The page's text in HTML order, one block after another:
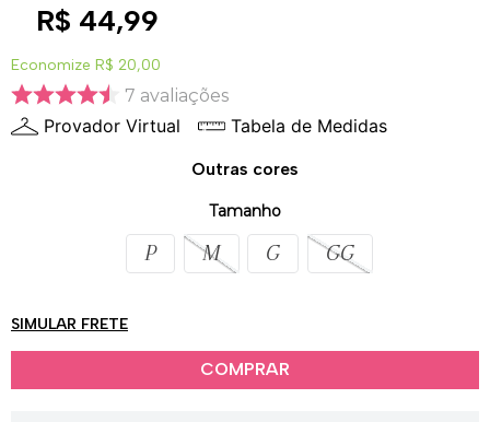
R$ 44,99
Economize R$ 20,00
7 avaliações
Provador Virtual Tabela de Medidas
Outras cores
Tamanho
P M G GG
SIMULAR FRETE